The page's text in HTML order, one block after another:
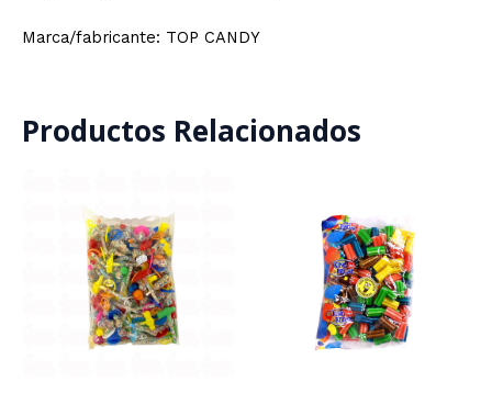
Marca/fabricante: TOP CANDY
Productos Relacionados